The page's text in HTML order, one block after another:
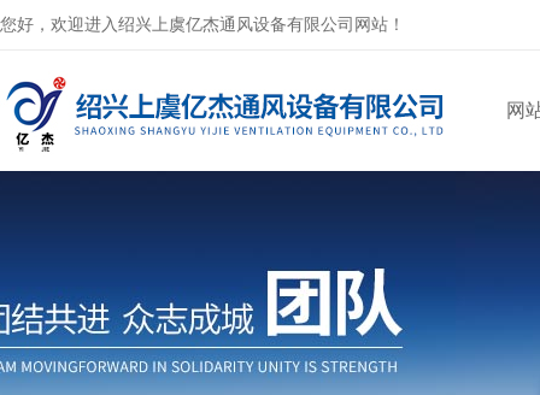
您好，欢迎进入绍兴上虞亿杰通风设备有限公司网站！
网